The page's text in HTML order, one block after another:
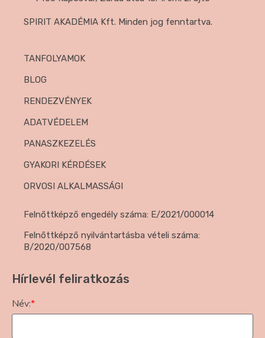
SPIRIT AKADÉMIA Kft. Minden jog fenntartva.
TANFOLYAMOK
BLOG
RENDEZVÉNYEK
ADATVÉDELEM
PANASZKEZELÉS
GYAKORI KÉRDÉSEK
ORVOSI ALKALMASSÁGI
Felnőttképző engedély száma: E/2021/000014
Felnőttképző nyilvántartásba vételi száma:
B/2020/007568
Hírlevél feliratkozás
Név:*